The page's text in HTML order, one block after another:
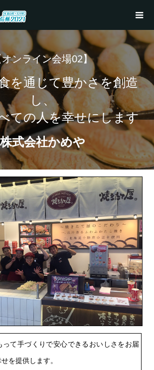
ンライン会場02】
を通じて豊かさを創造
し、
ての人を幸せにします
株式会社かめや
って手づくりで安心できるおいしさをお届
を提供します。